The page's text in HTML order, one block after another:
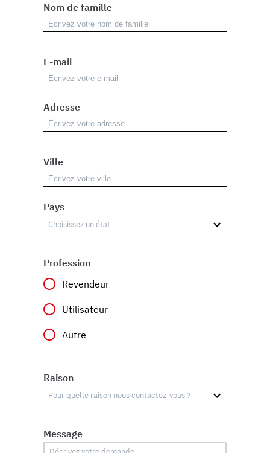
Nom de famille
E-mail
Adresse
Ville
Pays
Profession
Revendeur
Utilisateur
Autre
Raison
Message